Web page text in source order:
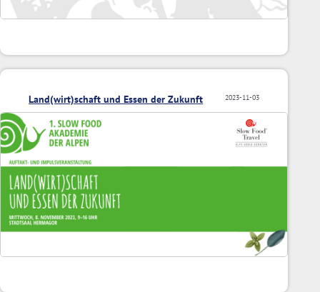
2023-11-03
Land(wirt)schaft und Essen der Zukunft